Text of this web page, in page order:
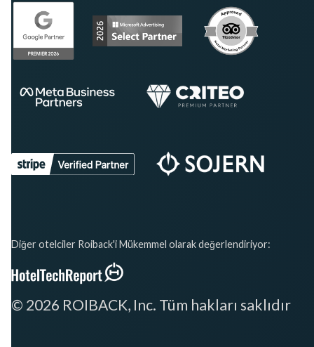
Diğer otelciler Roiback'i Mükemmel olarak değerlendiriyor:
© 2026 ROIBACK, Inc. Tüm hakları saklıdır